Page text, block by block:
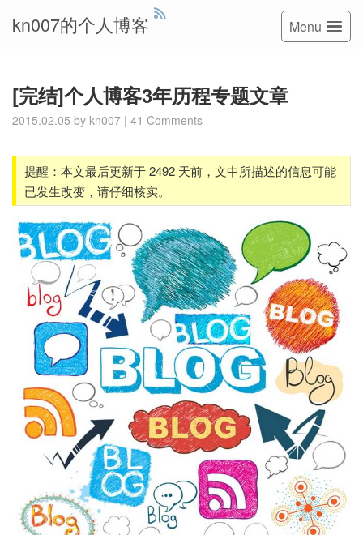
kn007的个人博客 Menu
[完结]个人博客3年历程专题文章
2015.02.05 by kn007 | 41 Comments
提醒：本文最后更新于 2492 天前，文中所描述的信息可能
已发生改变，请仔细核实。